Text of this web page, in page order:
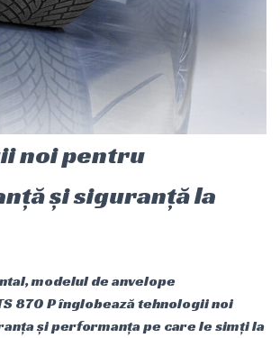
noi pentru
și siguranță la
modelul de anvelope
870 P înglobează tehnologii noi
și performanța pe care le simți la